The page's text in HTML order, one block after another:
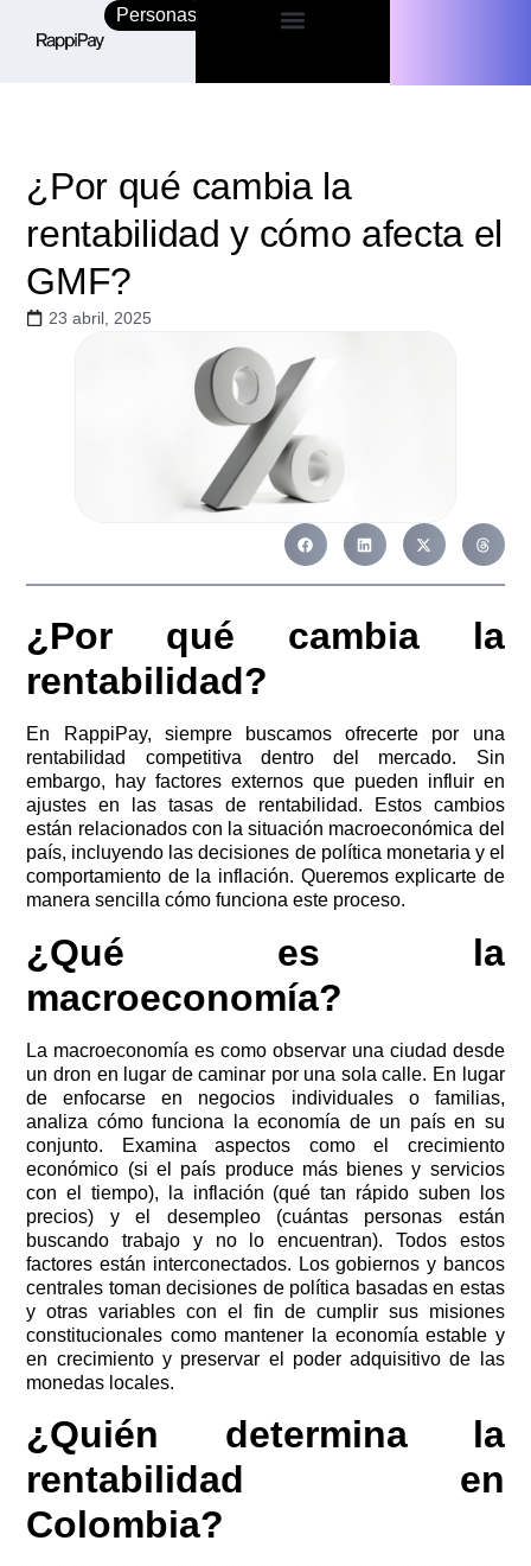
Personas Empresas
¿Por qué cambia la
rentabilidad y cómo afecta el
GMF?
23 abril, 2025
¿Por qué cambia la
rentabilidad?
En RappiPay, siempre buscamos ofrecerte por una
rentabilidad competitiva dentro del mercado. Sin
embargo, hay factores externos que pueden influir en
ajustes en las tasas de rentabilidad. Estos cambios
están relacionados con la situación macroeconómica del
país, incluyendo las decisiones de política monetaria y el
comportamiento de la inflación. Queremos explicarte de
manera sencilla cómo funciona este proceso.
¿Qué es la
macroeconomía?
La macroeconomía es como observar una ciudad desde
un dron en lugar de caminar por una sola calle. En lugar
de enfocarse en negocios individuales o familias,
analiza cómo funciona la economía de un país en su
conjunto. Examina aspectos como el crecimiento
económico (si el país produce más bienes y servicios
con el tiempo), la inflación (qué tan rápido suben los
precios) y el desempleo (cuántas personas están
buscando trabajo y no lo encuentran). Todos estos
factores están interconectados. Los gobiernos y bancos
centrales toman decisiones de política basadas en estas
y otras variables con el fin de cumplir sus misiones
constitucionales como mantener la economía estable y
en crecimiento y preservar el poder adquisitivo de las
monedas locales.
¿Quién determina la
rentabilidad en
Colombia?